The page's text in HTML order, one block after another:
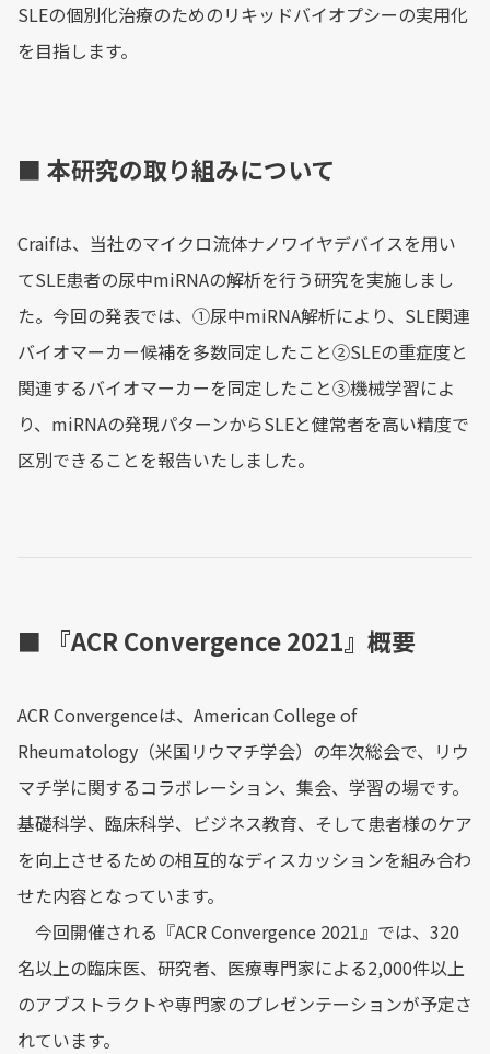
SLEの個別化治療のためのリキッドバイオプシーの実用化
を目指します。
■ 本研究の取り組みについて
Craifは、当社のマイクロ流体ナノワイヤデバイスを用い
てSLE患者の尿中miRNAの解析を行う研究を実施しまし
た。今回の発表では、①尿中miRNA解析により、SLE関連
バイオマーカー候補を多数同定したこと②SLEの重症度と
関連するバイオマーカーを同定したこと③機械学習によ
り、miRNAの発現パターンからSLEと健常者を高い精度で
区別できることを報告いたしました。
■ 『ACR Convergence 2021』概要
ACR Convergenceは、American College of
Rheumatology（米国リウマチ学会）の年次総会で、リウ
マチ学に関するコラボレーション、集会、学習の場です。
基礎科学、臨床科学、ビジネス教育、そして患者様のケア
を向上させるための相互的なディスカッションを組み合わ
せた内容となっています。
今回開催される『ACR Convergence 2021』では、320
名以上の臨床医、研究者、医療専門家による2,000件以上
のアブストラクトや専門家のプレゼンテーションが予定さ
れています。